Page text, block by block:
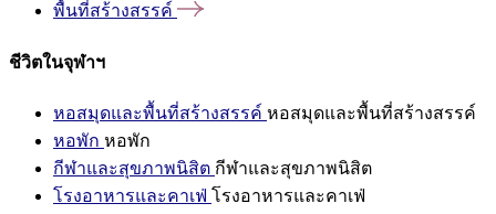
พื้นที่สร้างสรรค์
ชีวิตในจุฬาฯ
หอสมุดและพื้นที่สร้างสรรค์ หอสมุดและพื้นที่สร้างสรรค์
หอพัก หอพัก
กีฬาและสุขภาพนิสิต กีฬาและสุขภาพนิสิต
โรงอาหารและคาเฟ่ โรงอาหารและคาเฟ่